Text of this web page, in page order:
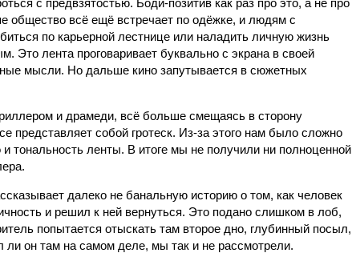
с предвзятостью. Боди-позитив как раз про это, а не про
общество всё ещё встречает по одёжке, и людям с
по карьерной лестнице или наладить личную жизнь
Это лента проговаривает буквально с экрана в своей
мысли. Но дальше кино запутывается в сюжетных
и драмеди, всё больше смещаясь в сторону
представляет собой гротеск. Из-за этого нам было сложно
тональность ленты. В итоге мы не получили ни полноценной
далеко не банальную историю о том, как человек
и решил к ней вернуться. Это подано слишком в лоб,
попытается отыскать там второе дно, глубинный посыл,
он там на самом деле, мы так и не рассмотрели.